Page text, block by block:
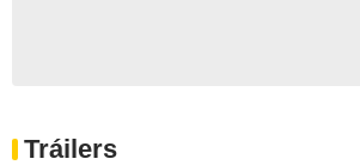
Tráilers